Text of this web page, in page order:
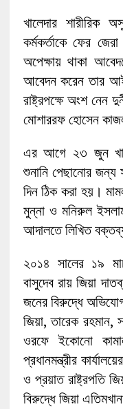
খালেদার শারীরিক
কর্মকর্তাকে ফের
অপেক্ষায় থাকা
আবেদন করেন তার
রাষ্ট্রপক্ষে অংশ নেন
মোশাররফ হোসেন
এর আগে ২৩ জুন
শুনানি পেছানোর জন্য
দিন ঠিক করা হয়।
মুন্না ও মনিরুল
আদালতে লিখিত
২০১৪ সালের ১৯
বাসুদেব রায় জিয়া
জনের বিরুদ্ধে
জিয়া, তারেক রহমান,
ওরফে ইকোনো
প্রধানমন্ত্রীর
ও প্রয়াত রাষ্ট্রপতি
বিরুদ্ধে জিয়া